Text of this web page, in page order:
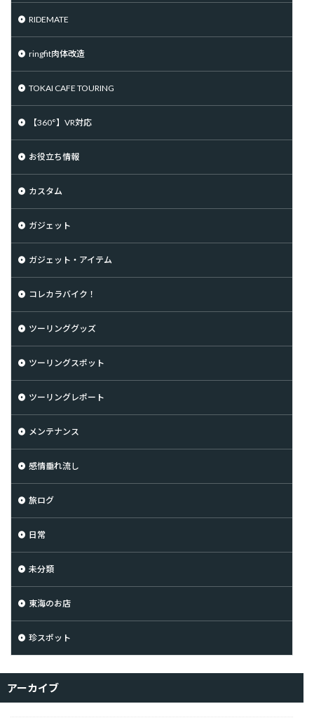
RIDEMATE
ringfit肉体改造
TOKAI CAFE TOURING
【360°】VR対応
お役立ち情報
カスタム
ガジェット
ガジェット・アイテム
コレカラバイク！
ツーリンググッズ
ツーリングスポット
ツーリングレポート
メンテナンス
感情垂れ流し
旅ログ
日常
未分類
東海のお店
珍スポット
アーカイブ